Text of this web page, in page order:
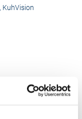
KuhVision